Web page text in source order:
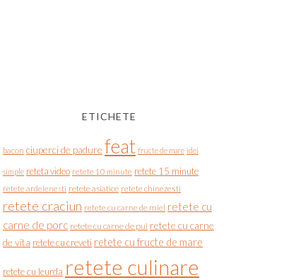
ETICHETE
bacon ciuperci de padure feat fructe de mare idei
simple reteta video retete 10 minute retete 15 minute
retete ardelenesti retete asiatice retete chinezesti
retete craciun retete cu carne de miel retete cu
carne de porc retete cu carne de pui retete cu carne
de vita retete cu creveti retete cu fructe de mare
retete cu leurda retete culinare